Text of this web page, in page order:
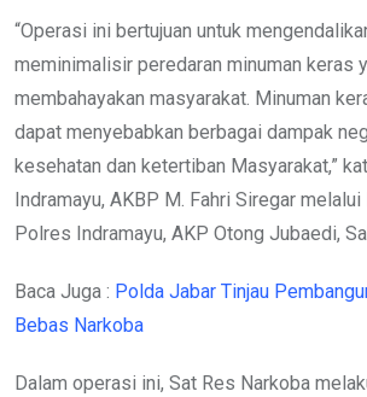
“Operasi ini bertujuan untuk
meminimalisir peredaran minuman keras
membahayakan masyarakat. Minuman
dapat menyebabkan berbagai dampak
kesehatan dan ketertiban Masyarakat,”
Indramayu, AKBP M. Fahri Siregar
Polres Indramayu, AKP Otong Jubaedi,
Baca Juga : Polda Jabar Tinjau
Bebas Narkoba
Dalam operasi ini, Sat Res Narkoba